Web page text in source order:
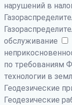
нарушений в
обслуживание
по требованиям
технологии в
Геодезические
Геодезические